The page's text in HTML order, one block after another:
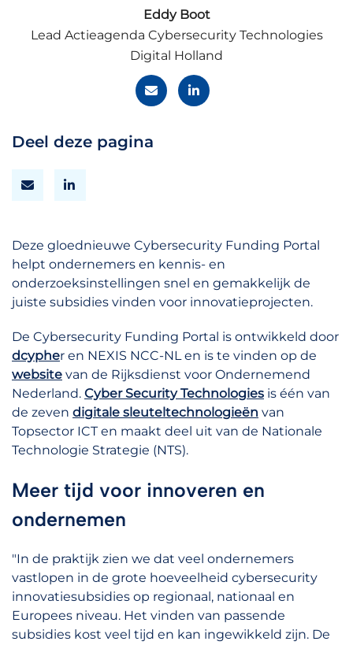
Eddy Boot
Lead Actieagenda Cybersecurity Technologies
Digital Holland
Deel deze pagina
Deze gloednieuwe Cybersecurity Funding Portal
helpt ondernemers en kennis- en
onderzoeksinstellingen snel en gemakkelijk de
juiste subsidies vinden voor innovatieprojecten.
De Cybersecurity Funding Portal is ontwikkeld door
dcypher en NEXIS NCC-NL en is te vinden op de
website van de Rijksdienst voor Ondernemend
Nederland. Cyber Security Technologies is één van
de zeven digitale sleuteltechnologieën van
Topsector ICT en maakt deel uit van de Nationale
Technologie Strategie (NTS).
Meer tijd voor innoveren en
ondernemen
"In de praktijk zien we dat veel ondernemers
vastlopen in de grote hoeveelheid cybersecurity
innovatiesubsidies op regionaal, nationaal en
Europees niveau. Het vinden van passende
subsidies kost veel tijd en kan ingewikkeld zijn. De